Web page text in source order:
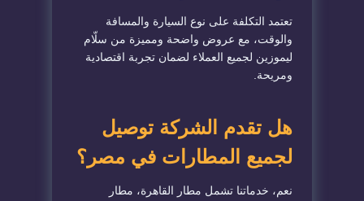
تعتمد التكلفة على نوع السيارة والمسافة
والوقت، مع عروض واضحة ومميزة من سلّام
ليموزين لجميع العملاء لضمان تجربة اقتصادية
ومريحة.
هل تقدم الشركة توصيل
لجميع المطارات في مصر؟
نعم، خدماتنا تشمل مطار القاهرة، مطار